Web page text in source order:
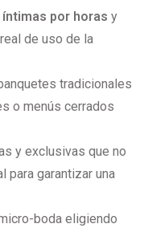
por horas y
de uso de la
tradicionales
o menús cerrados
y exclusivas que no
para garantizar una
boda eligiendo